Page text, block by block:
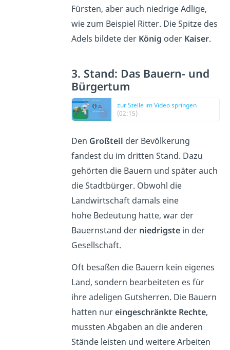
Fürsten, aber auch niedrige Adlige,
wie zum Beispiel Ritter. Die Spitze des
Adels bildete der König oder Kaiser.
3. Stand: Das Bauern- und
Bürgertum
zur Stelle im Video springen
(02:15)
Den Großteil der Bevölkerung
fandest du im dritten Stand. Dazu
gehörten die Bauern und später auch
die Stadtbürger. Obwohl die
Landwirtschaft damals eine
hohe Bedeutung hatte, war der
Bauernstand der niedrigstein der
Gesellschaft.
Oft besaßen die Bauern kein eigenes
Land, sondern bearbeiteten es für
ihre adeligen Gutsherren. Die Bauern
hatten nureingeschränkte Rechte,
mussten Abgaben an die anderen
Stände leisten und weitere Arbeiten